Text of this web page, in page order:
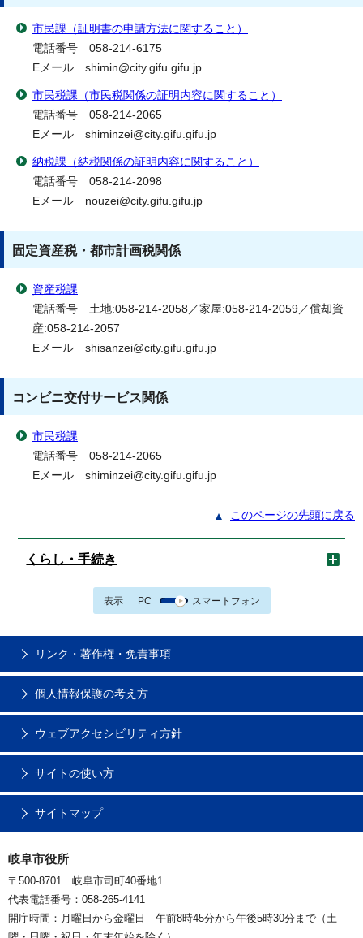
市民課（証明書の申請方法に関すること）
電話番号 058-214-6175
Eメール shimin@city.gifu.gifu.jp
市民税課（市民税関係の証明内容に関すること）
電話番号 058-214-2065
Eメール shiminzei@city.gifu.gifu.jp
納税課（納税関係の証明内容に関すること）
電話番号 058-214-2098
Eメール nouzei@city.gifu.gifu.jp
固定資産税・都市計画税関係
資産税課
電話番号 土地:058-214-2058／家屋:058-214-2059／償却資
産:058-214-2057
Eメール shisanzei@city.gifu.gifu.jp
コンビニ交付サービス関係
市民税課
電話番号 058-214-2065
Eメール shiminzei@city.gifu.gifu.jp
このページの先頭に戻る
くらし・手続き
表示 PC スマートフォン
リンク・著作権・免責事項
個人情報保護の考え方
ウェブアクセシビリティ方針
サイトの使い方
サイトマップ
岐阜市役所
〒500-8701 岐阜市司町40番地1
代表電話番号：058-265-4141
開庁時間：月曜日から金曜日 午前8時45分から午後5時30分まで（土